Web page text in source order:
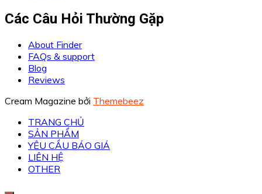
Các Câu Hỏi Thường Gặp
About Finder
FAQs & support
Blog
Reviews
Cream Magazine bởi Themebeez
TRANG CHỦ
SẢN PHẨM
YÊU CẦU BÁO GIÁ
LIÊN HỆ
OTHER